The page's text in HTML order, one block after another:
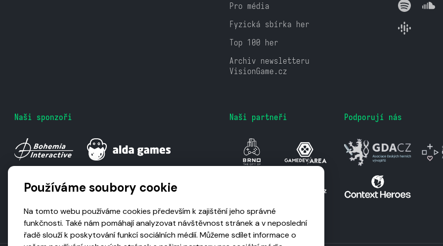
Pro média
Fyzická sbírka her
Top 100 her
Archiv newsletteru
VisionGame.cz
Naši sponzoři Naši partneři Podporují nás
Používáme soubory cookie
Na tomto webu používáme cookies především k zajištění jeho správné
funkčnosti. Také nám pomáhají analyzovat návštěvnost stránek a v neposlední
řadě slouží k poskytování funkcí sociálních médií. Můžeme sdílet informace o